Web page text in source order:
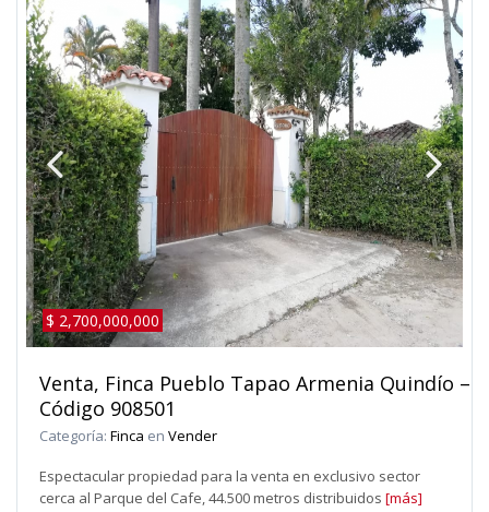
$ 2,700,000,000
Venta, Finca Pueblo Tapao Armenia Quindío –
Código 908501
Categoría: Finca en Vender
Espectacular propiedad para la venta en exclusivo sector
cerca al Parque del Cafe, 44.500 metros distribuidos [más]